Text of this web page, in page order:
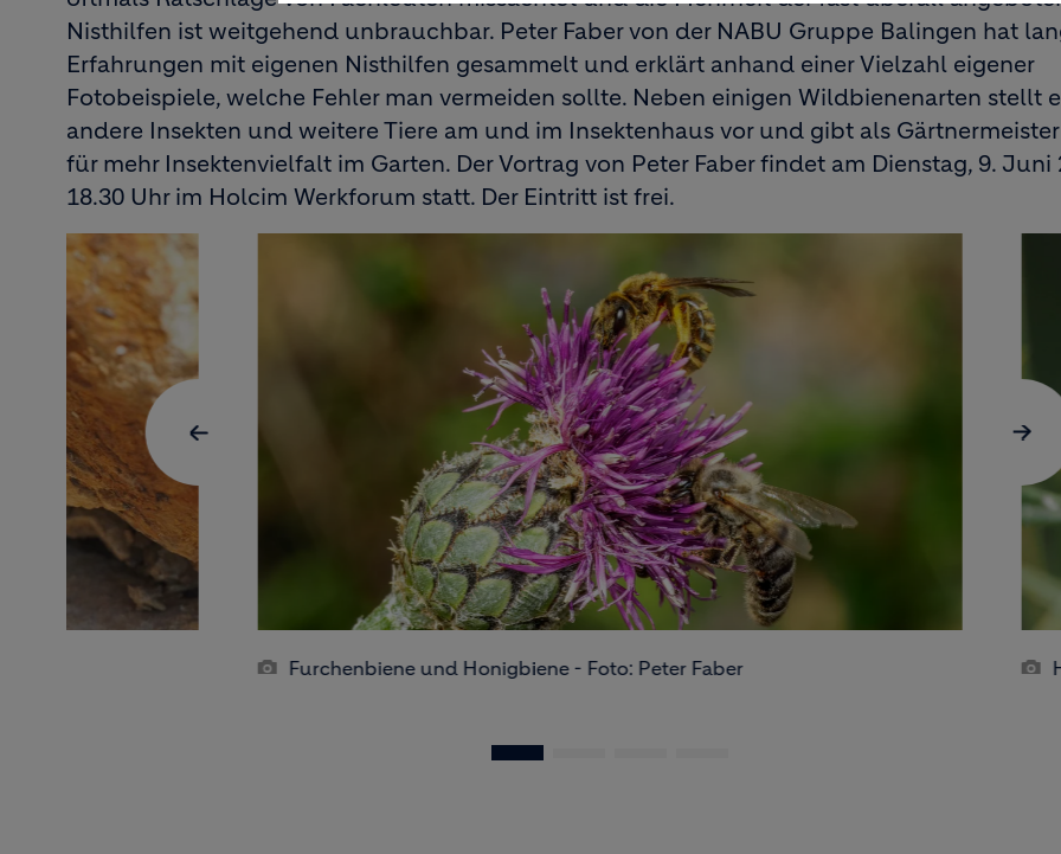
Nisthilfen ist weitgehend unbrauchbar. Peter Faber von der NABU Gruppe Balingen hat
Erfahrungen mit eigenen Nisthilfen gesammelt und erklärt anhand einer Vielzahl eigener
Fotobeispiele, welche Fehler man vermeiden sollte. Neben einigen Wildbienenarten stellt
andere Insekten und weitere Tiere am und im Insektenhaus vor und gibt als
für mehr Insektenvielfalt im Garten. Der Vortrag von Peter Faber findet am Dienstag, 9. Juni
18.30 Uhr im Holcim Werkforum statt. Der Eintritt ist frei.
- Foto: Peter Faber Holzbiene und Furchenbiene - Foto: Peter Faber